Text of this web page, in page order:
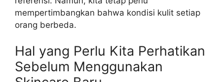
mempertimbangkan bahwa kondisi kulit setiap
orang berbeda.
Hal yang Perlu Kita Perhatikan
Sebelum Menggunakan